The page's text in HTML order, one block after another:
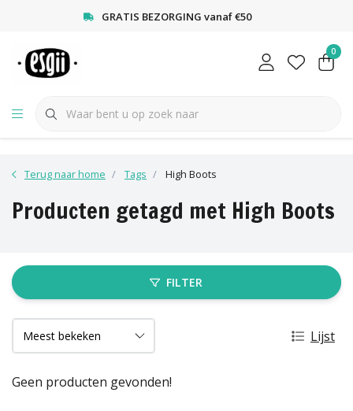
GRATIS BEZORGING vanaf €50
0
Terug naar home Tags High Boots
Producten getagd met High Boots
FILTER
Lijst
Geen producten gevonden!